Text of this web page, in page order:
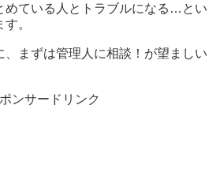
めている人とトラブルになる…とい
。
、まずは管理人に相談！が望ましい
ンサードリンク